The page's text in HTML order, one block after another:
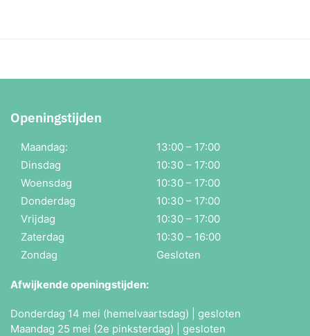
Openingstijden
Maandag:
13:00 – 17:00
Dinsdag
10:30 – 17:00
Woensdag
10:30 – 17:00
Donderdag
10:30 – 17:00
Vrijdag
10:30 – 17:00
Zaterdag
10:30 – 16:00
Zondag
Gesloten
Afwijkende openingstijden:
Donderdag 14 mei (hemelvaartsdag) | gesloten
Maandag 25 mei (2e pinksterdag) | gesloten